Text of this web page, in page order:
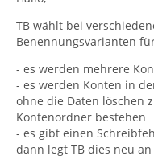
TB wählt bei
Benennungsvarianten
- es werden mehrere
- es werden Konten in
ohne die Daten löschen
Kontenordner bestehen
- es gibt einen
dann legt TB dies neu an